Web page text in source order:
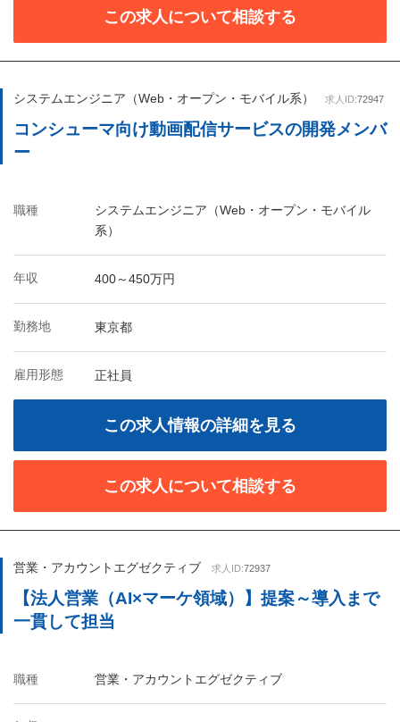
この求人について相談する
システムエンジニア（Web・オープン・モバイル系） 求人ID:72947
コンシューマ向け動画配信サービスの開発メンバ
ー
職種
システムエンジニア（Web・オープン・モバイル
系）
年収 400～450万円
勤務地 東京都
雇用形態 正社員
この求人情報の詳細を見る
この求人について相談する
営業・アカウントエグゼクティブ 求人ID:72937
【法人営業（AI×マーケ領域）】提案～導入まで
一貫して担当
職種 営業・アカウントエグゼクティブ